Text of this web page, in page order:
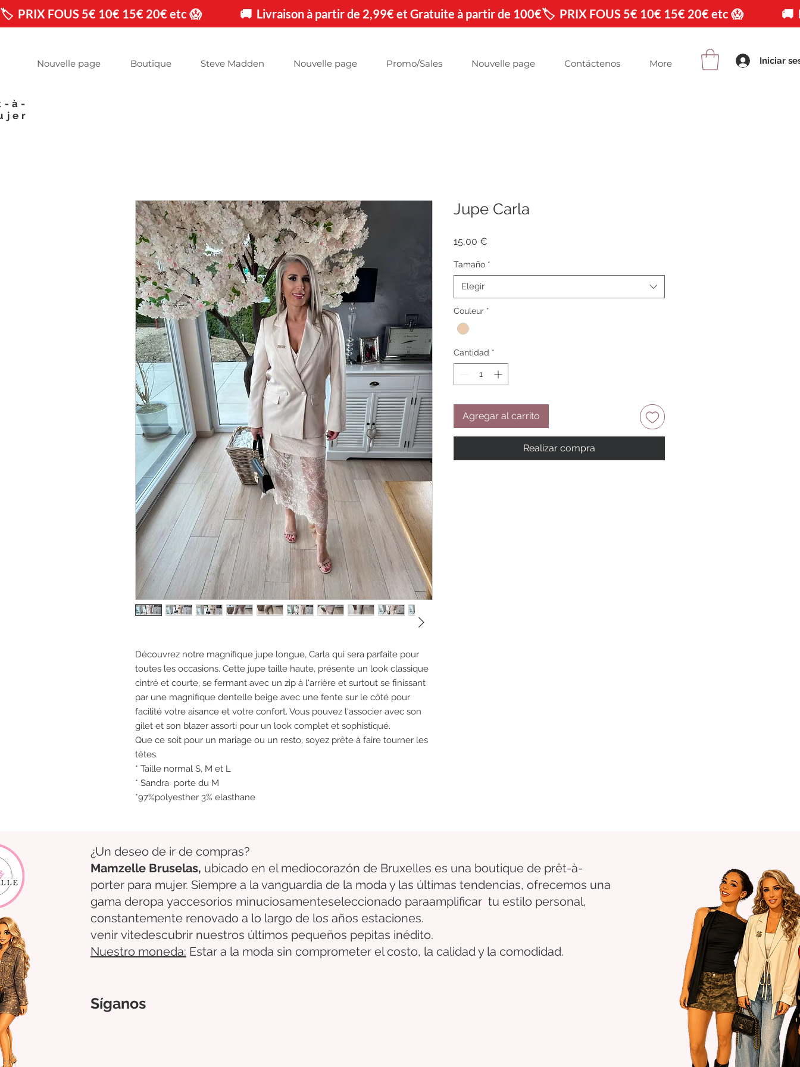
🏷️  PRIX FOUS 5€ 10€ 15€ 20€ etc 😱                🚚  Livraison à partir de 2,99€ et Gratuite à partir de 100€
Nouvelle page Boutique Steve Madden Nouvelle page Promo/Sales Nouvelle page Contáctenos More Iniciar
à-
Découvrez notre magnifique jupe longue, Carla qui sera parfaite pour
toutes les occasions. Cette jupe taille haute, présente un look classique
cintré et courte, se fermant avec un zip à l'arrière et surtout se finissant
par une magnifique dentelle beige avec une fente sur le côté pour
facilité votre aisance et votre confort. Vous pouvez l'associer avec son
gilet et son blazer assorti pour un look complet et sophistiqué.
Que ce soit pour un mariage ou un resto, soyez prête à faire tourner les
têtes.
* Taille normal S, M et L
* Sandra porte du M
*97%polyesther 3% elasthane
Jupe Carla
15,00 €
Tamaño *
Elegir
Couleur *
Cantidad *
Agregar al carrito
Realizar compra
¿Un deseo de ir de compras?
Mamzelle Bruselas, ubicado en el mediocorazón de Bruxelles es una boutique de prêt-à-
porter para mujer. Siempre a la vanguardia de la moda y las últimas tendencias, ofrecemos una
gama deropa yaccesorios minuciosamenteseleccionado paraamplificar tu estilo personal,
constantemente renovado a lo largo de los años estaciones.
venir vitedescubrir nuestros últimos pequeños pepitas inédito.
Nuestro moneda: Estar a la moda sin comprometer el costo, la calidad y la comodidad.
Síganos